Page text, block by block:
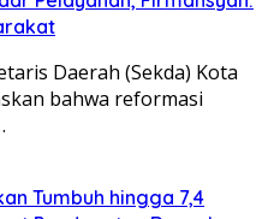
Daerah (Sekda) Kota
bahwa reformasi
Tumbuh hingga 7,4